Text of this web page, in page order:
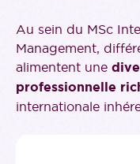
Au sein du MSc
Management,
alimentent une
professionnelle
internationale